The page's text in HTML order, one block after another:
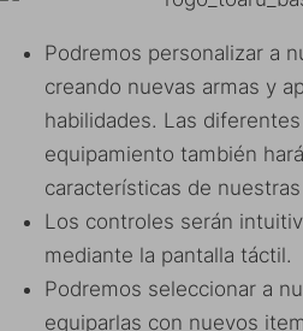
Podremos personalizar a
creando nuevas armas y
habilidades. Las
equipamiento también
características de
Los controles serán
mediante la pantalla táctil.
Podremos seleccionar a
equiparlas con nuevos